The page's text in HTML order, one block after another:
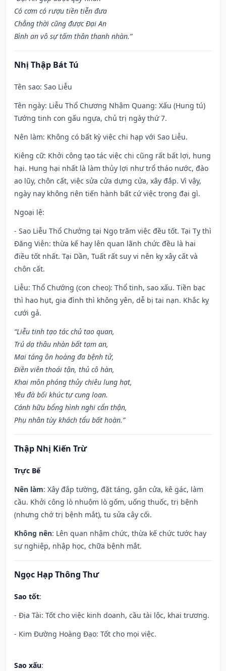
Có cơm có rượu tiền tiễn đưa
Chẳng thời cũng được Đại An
Bình an vô sự tấm thân thanh nhàn.”
Nhị Thập Bát Tú
Tên sao: Sao Liễu
Tên ngày: Liễu Thổ Chương Nhậm Quang: Xấu (Hung tú)
Tướng tinh con gấu ngựa, chủ trị ngày thứ 7.
Nên làm: Không có bất kỳ việc chi hạp với Sao Liễu.
Kiêng cữ: Khởi công tạo tác việc chi cũng rất bất lợi, hung
hại. Hung hại nhất là làm thủy lợi như trổ tháo nước, đào
ao lũy, chôn cất, việc sửa cửa dựng cửa, xây đắp. Vì vậy,
ngày nay không nên tiến hành bất cứ việc trọng đại gì.
Ngoại lệ:
- Sao Liễu Thổ Chướng tại Ngọ trăm việc đều tốt. Tại Tỵ thì
Đăng Viên: thừa kế hay lên quan lãnh chức đều là hai
điều tốt nhất. Tại Dần, Tuất rất suy vi nên kỵ xây cất và
chôn cất.
Liễu: Thổ Chướng (con cheo): Thổ tinh, sao xấu. Tiền bạc
thì hao hụt, gia đình thì không yên, dễ bị tai nạn. Khắc kỵ
cưới gả.
“Liễu tinh tạo tác chủ tao quan,
Trú dạ thâu nhàn bất tạm an,
Mai táng ôn hoàng đa bệnh tử,
Điền viên thoái tận, thủ cô hàn,
Khai môn phóng thủy chiêu lung hạt,
Yêu đà bối khúc tự cung loan.
Cánh hữu bổng hình nghi cẩn thận,
Phụ nhân tùy khách tẩu bất hoàn.”
Thập Nhị Kiến Trừ
Trực Bế
Nên làm: Xây đắp tường, đặt táng, gắn cửa, kê gác, làm
cầu. Khởi công lò nhuộm lò gốm, uống thuốc, trị bệnh
(nhưng chớ trị bệnh mắt), tu sửa cây cối.
Không nên: Lên quan nhậm chức, thừa kế chức tước hay
sự nghiệp, nhập học, chữa bệnh mắt.
Ngọc Hạp Thông Thư
Sao tốt:
- Địa Tài: Tốt cho việc kinh doanh, cầu tài lộc, khai trương.
- Kim Đường Hoàng Đạo: Tốt cho mọi việc.
Sao xấu: